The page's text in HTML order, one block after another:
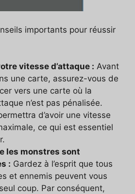
importants pour réussir
vitesse d’attaque : Avant
une carte, assurez-vous de
vers une carte où la
n’est pas pénalisée.
d’avoir une vitesse
ce qui est essentiel
les monstres sont
: Gardez à l’esprit que tous
et ennemis peuvent vous
coup. Par conséquent,